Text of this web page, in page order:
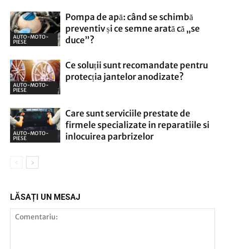
AUTO-MOTO-
PIESE
Pompa de apă: când se schimbă
preventiv și ce semne arată că „se
duce”?
AUTO-MOTO-
PIESE
Ce soluții sunt recomandate pentru
protecția jantelor anodizate?
AUTO-MOTO-
PIESE
Care sunt serviciile prestate de
firmele specializate in reparatiile si
inlocuirea parbrizelor
LĂSAȚI UN MESAJ